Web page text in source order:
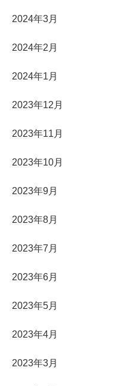
2024年3月
2024年2月
2024年1月
2023年12月
2023年11月
2023年10月
2023年9月
2023年8月
2023年7月
2023年6月
2023年5月
2023年4月
2023年3月